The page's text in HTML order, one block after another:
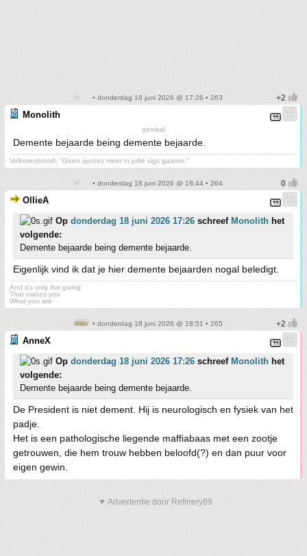
• donderdag 18 juni 2026 @ 17:26 • 263
Monolith
geniaal
Demente bejaarde being demente bejaarde.
Volkorenbrood: "Geen quotes meer in jullie sigs gaarne."
• donderdag 18 juni 2026 @ 18:44 • 264
OllieA
Op donderdag 18 juni 2026 17:26 schreef Monolith het
volgende:
Demente bejaarde being demente bejaarde.
Eigenlijk vind ik dat je hier demente bejaarden nogal beledigt.
And it's only the giving
That makes you
What you are
• donderdag 18 juni 2026 @ 18:51 • 265
AnneX
Op donderdag 18 juni 2026 17:26 schreef Monolith het
volgende:
Demente bejaarde being demente bejaarde.
De President is niet dement. Hij is neurologisch en fysiek van het
padje.
Het is een pathologische liegende maffiabaas met een zootje
getrouwen, die hem trouw hebben beloofd(?) en dan puur voor
eigen gewin.
▼ Advertentie door Refinery89